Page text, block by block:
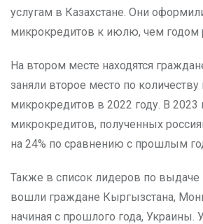
услугам в Казахстане. Они
микрокредитов к июлю, чем годом
На втором месте находятся
заняли второе место по
микрокредитов в 2022 году. В 2023
микрокредитов, полученных
на 24% по сравнению с прошлым
Также в список лидеров по
вошли граждане Кыргызстана,
начиная с прошлого года, Украины.